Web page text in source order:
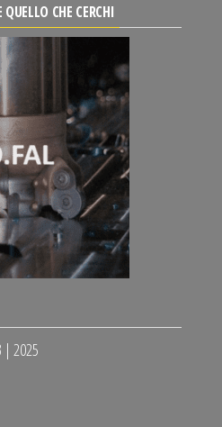
CHE CERCHI
| 2025